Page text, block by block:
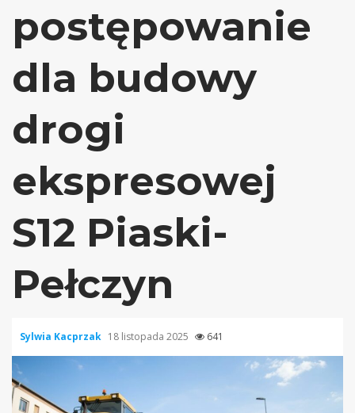
postępowanie
dla budowy
drogi
ekspresowej
S12 Piaski-
Pełczyn
Sylwia Kacprzak 18 listopada 2025 641